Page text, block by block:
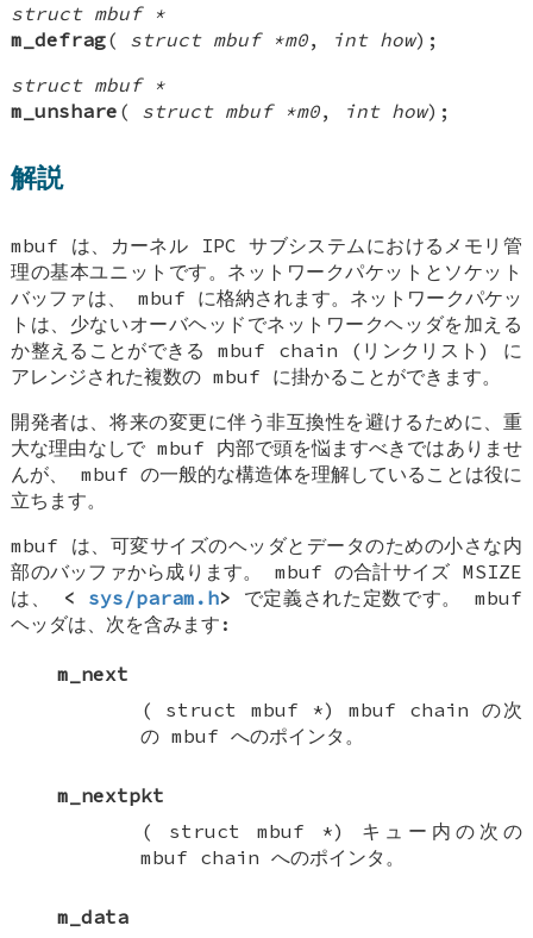
struct mbuf *
m_defrag( struct mbuf *m0, int how);
struct mbuf *
m_unshare ( struct mbuf *m0, int how);
解説
mbuf は、カーネル IPC サブシステムにおけるメモリ管
理の基本ユニットです。ネットワークパケットとソケット
バッファは、 mbuf に格納されます。ネットワークパケッ
トは、少ないオーバヘッドでネットワークヘッダを加える
か整えることができるmbuf chain (リンクリスト) に
アレンジされた複数のmbuf に掛かることができます。
開発者は、将来の変更に伴う非互換性を避けるために、重
大な理由なしで mbuf 内部で頭を悩ますべきではありませ
んが、 mbuf の一般的な構造体を理解していることは役に
立ちます。
mbuf は、可変サイズのヘッダとデータのための小さな内
部のバッファから成ります。 mbuf の合計サイズ MSIZE
は、 < sys/param.h> で定義された定数です。 mbuf
ヘッダは、次を含みます:
m_next
( struct mbuf *)mbuf chain の次
のmbuf へのポインタ。
m_nextpkt
( struct mbuf *) キュー内の次の
mbuf chain へのポインタ。
m_data